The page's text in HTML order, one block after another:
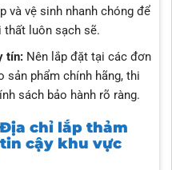
và vệ sinh nhanh chóng để
luôn sạch sẽ.
tín:Nên lắp đặt tại các đơn
sản phẩm chính hãng, thi
sách bảo hành rõ ràng.
chỉ lắp thảm
cậy khu vực